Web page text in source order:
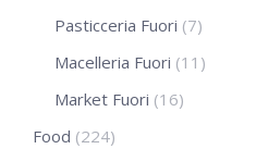
Pasticceria Fuori (7)
Macelleria Fuori (11)
Market Fuori (16)
Food (224)